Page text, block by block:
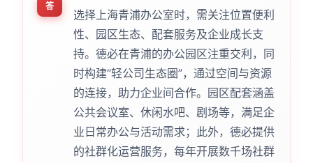
答
选择上海青浦办公室时，需关注位置便利
性、园区生态、配套服务及企业成长支
持。德必在青浦的办公园区注重交利，同
时构建“轻公司生态圈”，通过空间与资源
的连接，助力企业间合作。园区配套涵盖
公共会议室、休闲水吧、剧场等，满足企
业日常办公与活动需求；此外，德必提供
的社群化运营服务，每年开展数千场社群